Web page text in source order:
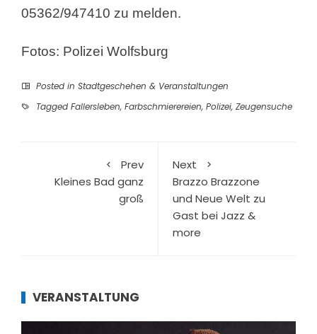
05362/947410 zu melden.
Fotos: Polizei Wolfsburg
Posted in Stadtgeschehen & Veranstaltungen
Tagged Fallersleben, Farbschmierereien, Polizei, Zeugensuche
Prev
Kleines Bad ganz
groß
Next
Brazzo Brazzone
und Neue Welt zu
Gast bei Jazz &
more
VERANSTALTUNG